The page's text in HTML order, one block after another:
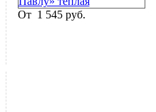
От 1 545 руб.